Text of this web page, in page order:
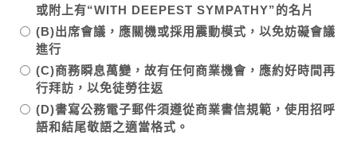
或附上有“WITH DEEPEST SYMPATHY”的名片
(B)出席會議，應關機或採用震動模式，以免妨礙會議
進行
(C)商務瞬息萬變，故有任何商業機會，應約好時間再
行拜訪，以免徒勞往返
(D)書寫公務電子郵件須遵從商業書信規範，使用招呼
語和結尾敬語之適當格式。